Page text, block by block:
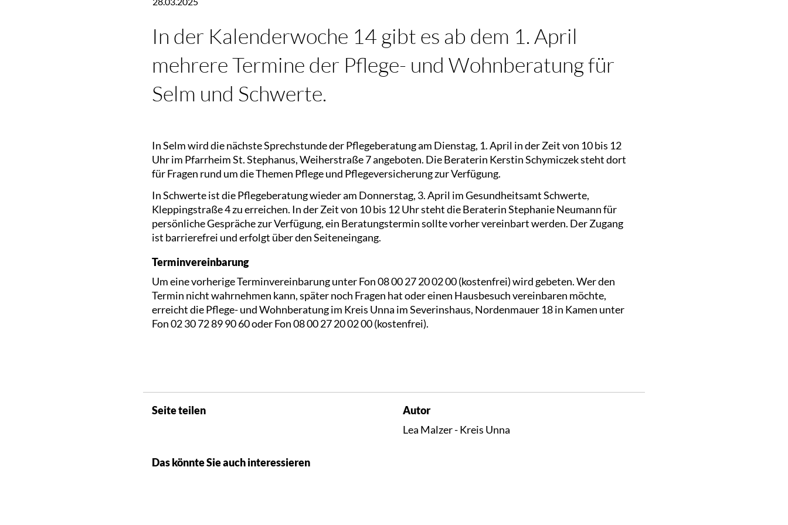
In der Kalenderwoche 14 gibt es ab dem 1. April
mehrere Termine der Pflege- und Wohnberatung für
Selm und Schwerte.
In Selm wird die nächste Sprechstunde der Pflegeberatung am Dienstag, 1. April in der Zeit von 10 bis 12
Uhr im Pfarrheim St. Stephanus, Weiherstraße 7 angeboten. Die Beraterin Kerstin Schymiczek steht dort
für Fragen rund um die Themen Pflege und Pflegeversicherung zur Verfügung.
In Schwerte ist die Pflegeberatung wieder am Donnerstag, 3. April im Gesundheitsamt Schwerte,
Kleppingstraße 4 zu erreichen. In der Zeit von 10 bis 12 Uhr steht die Beraterin Stephanie Neumann für
persönliche Gespräche zur Verfügung, ein Beratungstermin sollte vorher vereinbart werden. Der Zugang
ist barrierefrei und erfolgt über den Seiteneingang.
Terminvereinbarung
Um eine vorherige Terminvereinbarung unter Fon 08 00 27 20 02 00 (kostenfrei) wird gebeten. Wer den
Termin nicht wahrnehmen kann, später noch Fragen hat oder einen Hausbesuch vereinbaren möchte,
erreicht die Pflege- und Wohnberatung im Kreis Unna im Severinshaus, Nordenmauer 18 in Kamen unter
Fon 02 30 72 89 90 60 oder Fon 08 00 27 20 02 00 (kostenfrei).
Seite teilen
Autor
Lea Malzer - Kreis Unna
Das könnte Sie auch interessieren